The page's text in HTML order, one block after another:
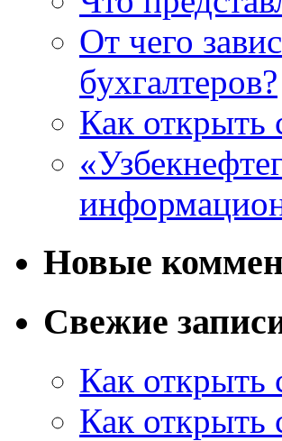
От чего
бухгалтеров?
Как открыть
Новые
Свежие
Как открыть
Как открыть